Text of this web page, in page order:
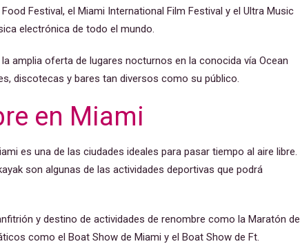
Festival, el Miami International Film Festival y el Ultra Music
electrónica de todo el mundo.
amplia oferta de lugares nocturnos en la conocida vía Ocean
discotecas y bares tan diversos como su público.
en Miami
es una de las ciudades ideales para pasar tiempo al aire libre.
son algunas de las actividades deportivas que podrá
y destino de actividades de renombre como la Maratón de
como el Boat Show de Miami y el Boat Show de Ft.